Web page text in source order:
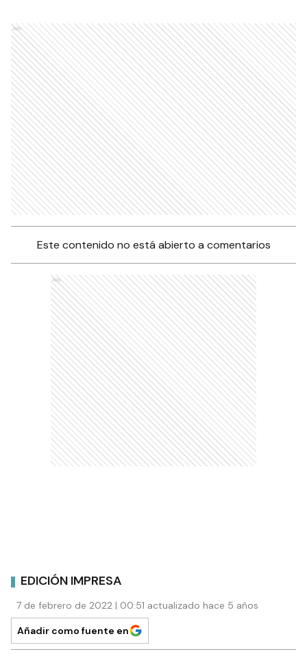
Ads
Este contenido no está abierto a comentarios
Ads
EDICIÓN IMPRESA
7 de febrero de 2022 | 00:51 actualizado hace 5 años
Añadir como fuente en